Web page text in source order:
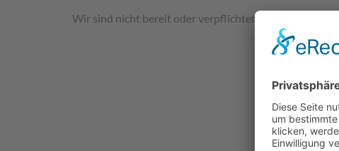
Wir sind nicht bereit oder verpflichtet, an